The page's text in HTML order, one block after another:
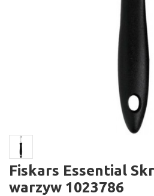
Fiskars Essential
warzyw 1023786